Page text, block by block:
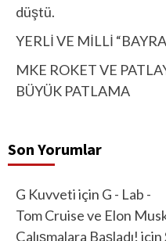
düştü.
YERLİ VE MİLLİ
MKE ROKET VE
BÜYÜK PATLAMA
Son Yorumlar
G Kuvvetiiçin G - Lab -
Tom Cruise ve Elon
Çalışmalara Başladı! için